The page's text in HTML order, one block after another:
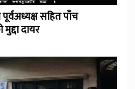
सहित पाँच
मुद्दा दायर